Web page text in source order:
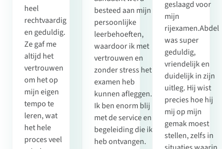
besteed aan mijn
persoonlijke
leerbehoeften,
waardoor ik met
vertrouwen en
zonder stress het
examen heb
kunnen afleggen.
Ik ben enorm blij
met de service en
begeleiding die ik
heb ontvangen.
heel
rechtvaardig
en geduldig.
Ze gaf me
altijd het
vertrouwen
om het op
mijn eigen
tempo te
leren, wat
het hele
proces veel
geslaagd voor
mijn
rijexamen.Abdel
was super
geduldig,
vriendelijk en
duidelijk in zijn
uitleg. Hij wist
precies hoe hij
mij op mijn
gemak moest
stellen, zelfs in